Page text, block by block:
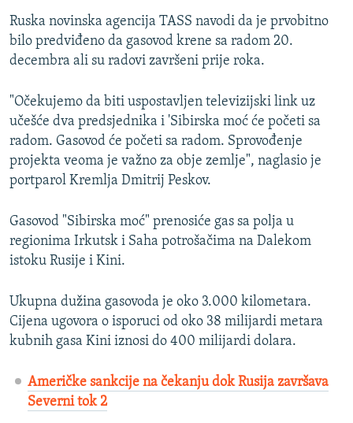
TRI DECENIJE OD RATA U BIH
SVE KARTE DEJTONA
Ruska novinska agencija TASS navodi da je prvobitno
bilo predviđeno da gasovod krene sa radom 20.
decembra ali su radovi završeni prije roka.
"Očekujemo da biti uspostavljen televizijski link uz
učešće dva predsjednika i 'Sibirska moć će početi sa
radom. Gasovod će početi sa radom. Sprovođenje
projekta veoma je važno za obje zemlje", naglasio je
portparol Kremlja Dmitrij Peskov.
Gasovod "Sibirska moć" prenosiće gas sa polja u
regionima Irkutsk i Saha potrošačima na Dalekom
istoku Rusije i Kini.
Ukupna dužina gasovoda je oko 3.000 kilometara.
Cijena ugovora o isporuci od oko 38 milijardi metara
kubnih gasa Kini iznosi do 400 milijardi dolara.
Američke sankcije na čekanju dok Rusija završava
Severni tok 2